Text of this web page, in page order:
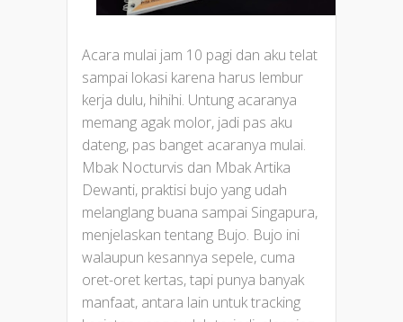
Acara mulai jam 10 pagi dan aku telat
sampai lokasi karena harus lembur
kerja dulu, hihihi. Untung acaranya
memang agak molor, jadi pas aku
dateng, pas banget acaranya mulai.
Mbak Nocturvis dan Mbak Artika
Dewanti, praktisi bujo yang udah
melanglang buana sampai Singapura,
menjelaskan tentang Bujo. Bujo ini
walaupun kesannya sepele, cuma
oret-oret kertas, tapi punya banyak
manfaat, antara lain untuk tracking